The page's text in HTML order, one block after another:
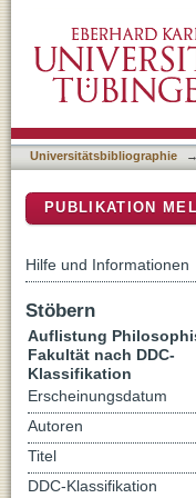
Universitätsbibliographie →
PUBLIKATION
Hilfe und Informationen
Stöbern
Auflistung
Fakultät nach DDC-
Klassifikation
Erscheinungsdatum
Autoren
Titel
DDC-Klassifikation